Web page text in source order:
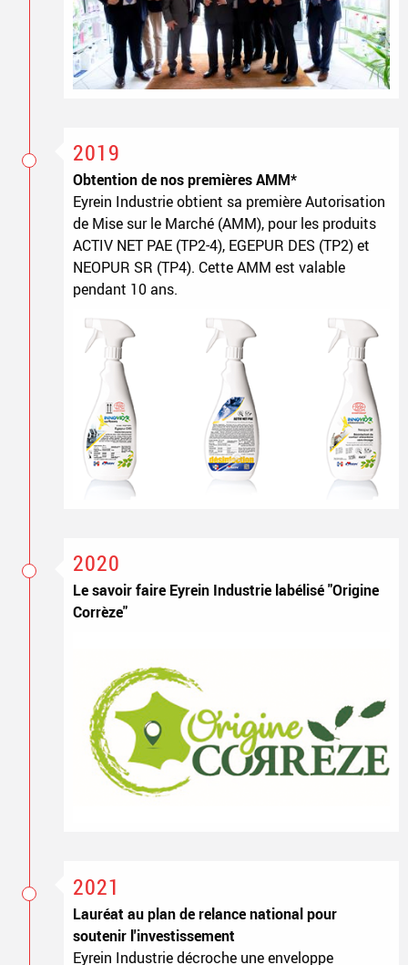
2019
Obtention de nos premières AMM*
Eyrein Industrie obtient sa première Autorisation
de Mise sur le Marché (AMM), pour les produits
ACTIV NET PAE (TP2-4), EGEPUR DES (TP2) et
NEOPUR SR (TP4). Cette AMM est valable
pendant 10 ans.
2020
Le savoir faire Eyrein Industrie labélisé "Origine
Corrèze"
2021
Lauréat au plan de relance national pour
soutenir l'investissement
Eyrein Industrie décroche une enveloppe